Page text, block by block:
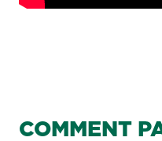
COMMENT